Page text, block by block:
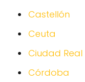
Castellón
Ceuta
Ciudad Real
Córdoba